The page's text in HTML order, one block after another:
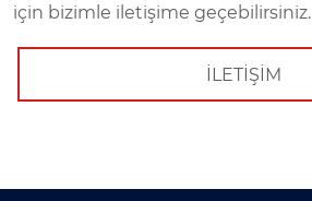
için bizimle iletişime geçebilirsiniz.
İLETİŞİM